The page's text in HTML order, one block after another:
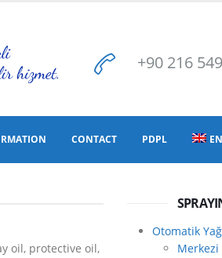
+90 216
CONTACT PDPL
oil, protective oil,
Otomatik
Merkezi